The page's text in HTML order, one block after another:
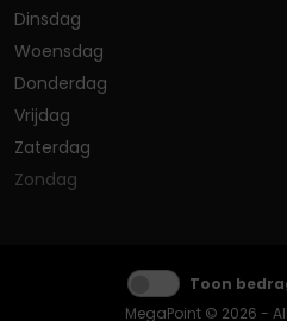
Dinsdag
Woensdag
Donderdag
Vrijdag
Zaterdag
Zondag
Toon
MegaPoint © 2026 -